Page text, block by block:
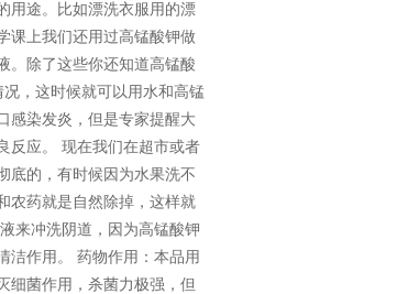
用途。比如漂洗衣服用的漂
课上我们还用过高锰酸钾做
。除了这些你还知道高锰酸
，这时候就可以用水和高锰
感染发炎，但是专家提醒大
反应。 现在我们在超市或者
底的，有时候因为水果洗不
农药就是自然除掉，这样就
来冲洗阴道，因为高锰酸钾
洁作用。 药物作用：本品用
细菌作用，杀菌力极强，但